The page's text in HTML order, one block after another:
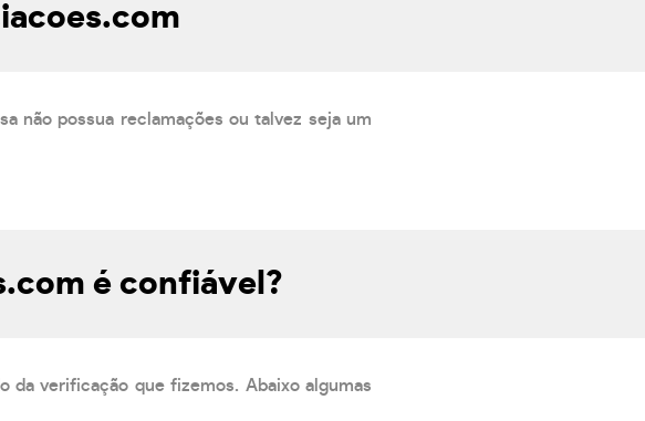
não possua reclamações ou talvez seja um
é confiável?
da verificação que fizemos. Abaixo algumas